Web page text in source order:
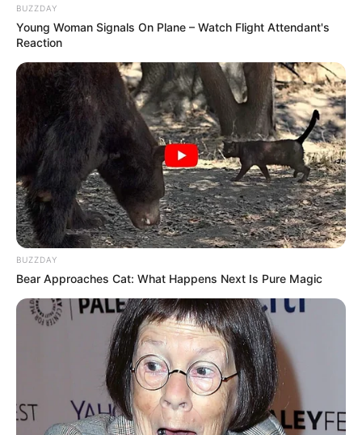
BUZZDAY
Young Woman Signals On Plane – Watch Flight Attendant's
Reaction
BUZZDAY
Bear Approaches Cat: What Happens Next Is Pure Magic